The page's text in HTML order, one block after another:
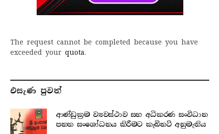
The request cannot be completed because you have
exceeded your quota.
එසැණ පුව​ත්
ආණ්ඩුක්‍රම ව්‍යවස්ථාව සහ අධිකරණ සංවිධාන
පනත සංශෝධනය කිරීමට කැබිනට් අනුමැතිය